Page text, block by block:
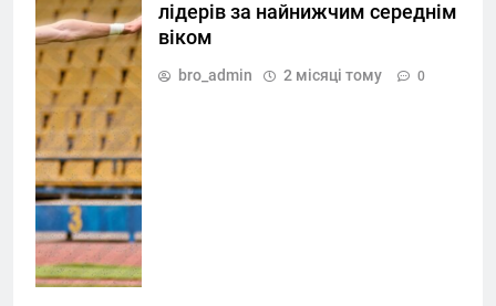
лідерів за найнижчим середнім
віком
bro_admin 2 місяці тому 0